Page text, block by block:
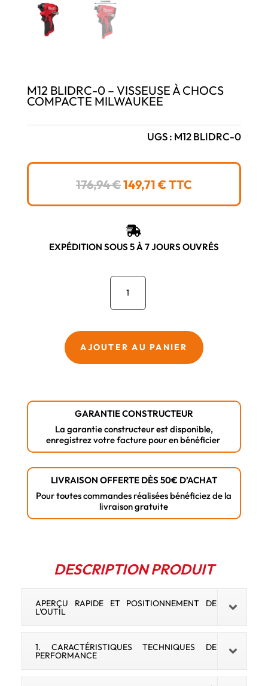
M12 BLIDRC-0 – VISSEUSE À CHOCS
COMPACTE MILWAUKEE
UGS : M12 BLIDRC-0
176,94€LE
ÉTAIT :
176,94 €.
149,71 €LE
149,71 €.
TTC

EXPÉDITION SOUS 5 À 7 JOURS OUVRÉS
M12
0
chocs
compacte
milwaukee
AJOUTER AU PANIER
GARANTIE CONSTRUCTEUR
La garantie constructeur est disponible,
enregistrez votre facture pour en bénéficier
LIVRAISON OFFERTE DÈS 50€ D’ACHAT
Pour toutes commandes réalisées bénéficiez de la
livraison gratuite
DESCRIPTION PRODUIT
APERÇU RAPIDE ET POSITIONNEMENT DE
L'OUTIL
1. CARACTÉRISTIQUES TECHNIQUES DE
PERFORMANCE